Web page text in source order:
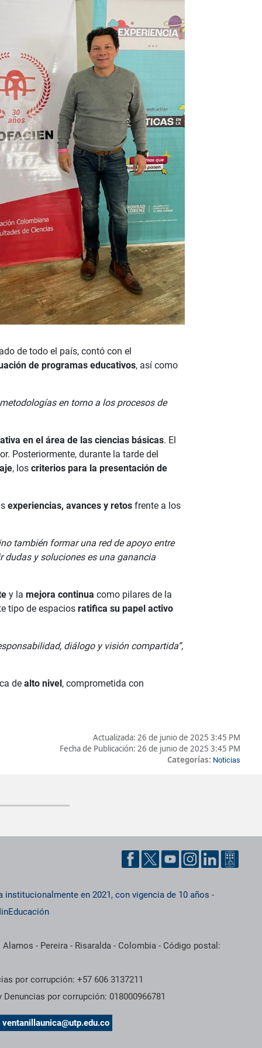
de todo el país, contó con el
de programas educativos, así como
en torno a los procesos de
en el área de las ciencias básicas. El
Posteriormente, durante la tarde del
, los criterios para la presentación de
experiencias, avances y retos frente a los
también formar una red de apoyo entre
dudas y soluciones es una ganancia
y la mejora continua como pilares de la
tipo de espacios ratifica su papel activo
diálogo y visión compartida”,
de alto nivel, comprometida con
Actualizada: 26 de junio de 2025 3:45 PM
Fecha de Publicación: 26 de junio de 2025 3:45 PM
Categorías: Noticias
institucionalmente en 2021, con vigencia de 10 años -
- Pereira - Risaralda - Colombia - Código postal:
por corrupción: +57 606 3137211
por corrupción: 018000966781
ventanillaunica@utp.edu.co